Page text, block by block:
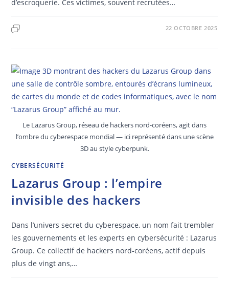
d’escroquerie. Ces victimes, souvent recrutées…
22 OCTOBRE 2025
Le Lazarus Group, réseau de hackers nord-coréens, agit dans
l’ombre du cyberespace mondial — ici représenté dans une scène
3D au style cyberpunk.
CYBERSÉCURITÉ
Lazarus Group : l’empire
invisible des hackers
Dans l’univers secret du cyberespace, un nom fait trembler
les gouvernements et les experts en cybersécurité : Lazarus
Group. Ce collectif de hackers nord-coréens, actif depuis
plus de vingt ans,…